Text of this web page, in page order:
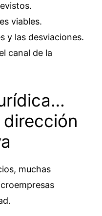
viables.
y las desviaciones.
canal de la
muchas